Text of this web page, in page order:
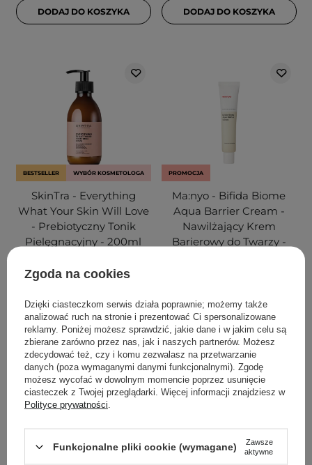
DODAJ DO KOSZYKA DODAJ DO KOSZYKA
BESTSELLER WYBÓR KOSMETOLOGA
SkinTra - Everything
What Your Skin Will Love
- Prebiotyczny Tonik
Pielęgnacyjny - 200ml
126,00 zł
DODAJ DO KOSZYKA
PROMOCJA
Ma:nyo - Bifida Biome
Aqua Barrier Cream -
Nawilżający Krem
Barierowy do Twarzy -
89,00 zł
75,70 zł
DODAJ DO KOSZYKA
Zgoda na cookies
Dzięki ciasteczkom serwis działa poprawnie; możemy także
analizować ruch na stronie i prezentować Ci spersonalizowane
reklamy. Poniżej możesz sprawdzić, jakie dane i w jakim celu są
zbierane zarówno przez nas, jak i naszych partnerów. Możesz
zdecydować też, czy i komu zezwalasz na przetwarzanie
danych (poza wymaganymi danymi funkcjonalnymi). Zgodę
możesz wycofać w dowolnym momencie poprzez usunięcie
ciasteczek z Twojej przeglądarki. Więcej informacji znajdziesz w
Polityce prywatności
Funkcjonalne pliki cookie (wymagane)
Zawsze
aktywne